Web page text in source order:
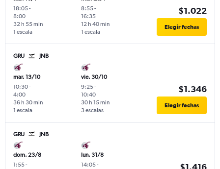
18:05-
8:00
1 escala
32 h 55 min
8:55-
16:35
1 escala
12 h 40 min
$1.022
Elegir fechas
GRU JNB
mar. 13/10
10:30-
4:00
1 escala
36 h 30 min
vie. 30/10
9:25-
10:40
3 escalas
30 h 15 min
$1.346
Elegir fechas
GRU JNB
dom. 23/8
1:55-
lun. 31/8
14:05-
$1.416